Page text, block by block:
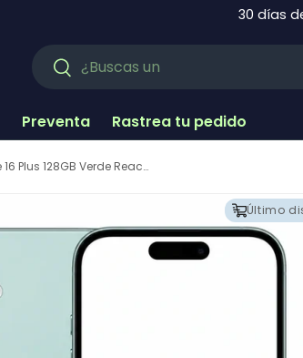
30 días
Buscar
Preventa Rastrea tu pedido
Apple iPhone 16 Plus 128GB Verde Reacondicionado
Último